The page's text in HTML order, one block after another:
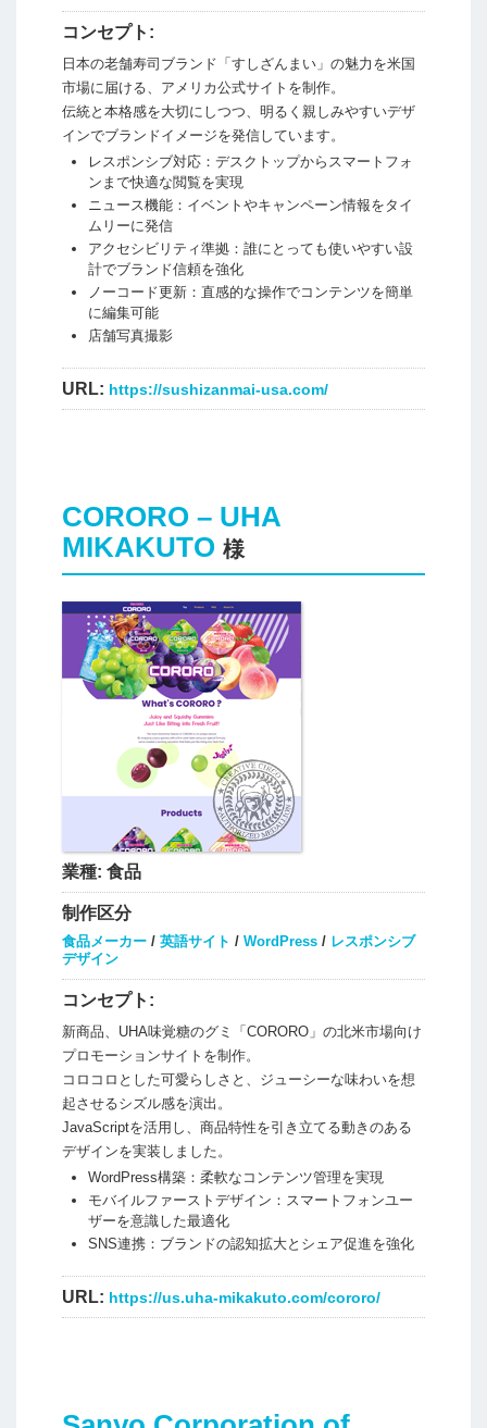
コンセプト:
日本の老舗寿司ブランド「すしざんまい」の魅力を米国
市場に届ける、アメリカ公式サイトを制作。
伝統と本格感を大切にしつつ、明るく親しみやすいデザ
インでブランドイメージを発信しています。
レスポンシブ対応：デスクトップからスマートフォ
ンまで快適な閲覧を実現
ニュース機能：イベントやキャンペーン情報をタイ
ムリーに発信
アクセシビリティ準拠：誰にとっても使いやすい設
計でブランド信頼を強化
ノーコード更新：直感的な操作でコンテンツを簡単
に編集可能
店舗写真撮影
URL: https://sushizanmai-usa.com/
CORORO – UHA
MIKAKUTO 様
業種: 食品
制作区分
食品メーカー/ 英語サイト / WordPress/ レスポンシブ
デザイン
コンセプト:
新商品、UHA味覚糖のグミ「CORORO」の北米市場向け
プロモーションサイトを制作。
コロコロとした可愛らしさと、ジューシーな味わいを想
起させるシズル感を演出。
JavaScriptを活用し、商品特性を引き立てる動きのある
デザインを実装しました。
WordPress構築：柔軟なコンテンツ管理を実現
モバイルファーストデザイン：スマートフォンユー
ザーを意識した最適化
SNS連携：ブランドの認知拡大とシェア促進を強化
URL: https://us.uha-mikakuto.com/cororo/